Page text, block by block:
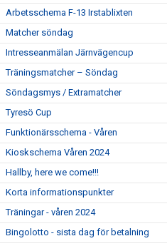
Arbetsschema F-13 Irstablixten
Matcher söndag
Intresseanmälan Järnvägencup
Träningsmatcher – Söndag
Söndagsmys / Extramatcher
Tyresö Cup
Funktionärsschema - Våren
Kioskschema Våren 2024
Hallby, here we come!!!
Korta informationspunkter
Träningar - våren 2024
Bingolotto - sista dag för betalning